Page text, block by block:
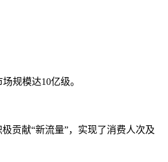
规模达10亿级。
贡献“新流量”，实现了消费人次及